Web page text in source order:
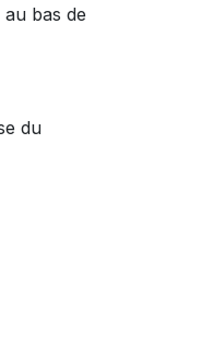
bas de
du